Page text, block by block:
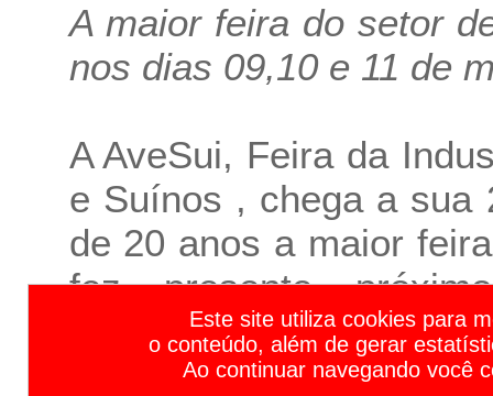
Este site utiliza cookies para
o conteúdo, além de gerar
Ao continuar navegando você
A maior feira do setor
nos dias 09,10 e 11 de
A AveSui, Feira da
e Suínos , chega a sua
de 20 anos a maior
fez presente
inovação, tecnologia e